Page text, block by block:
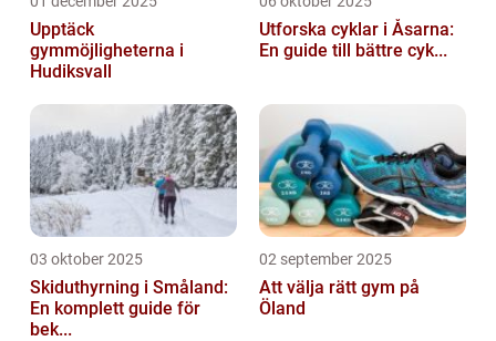
Upptäck
gymmöjligheterna i
Hudiksvall
Utforska cyklar i Åsarna:
En guide till bättre cyk...
03 oktober 2025
Skiduthyrning i Småland:
En komplett guide för
bek...
02 september 2025
Att välja rätt gym på
Öland